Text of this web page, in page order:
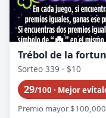
Trébol de la
Sorteo 339 · $10
29/100 · Mejor
Premio mayor